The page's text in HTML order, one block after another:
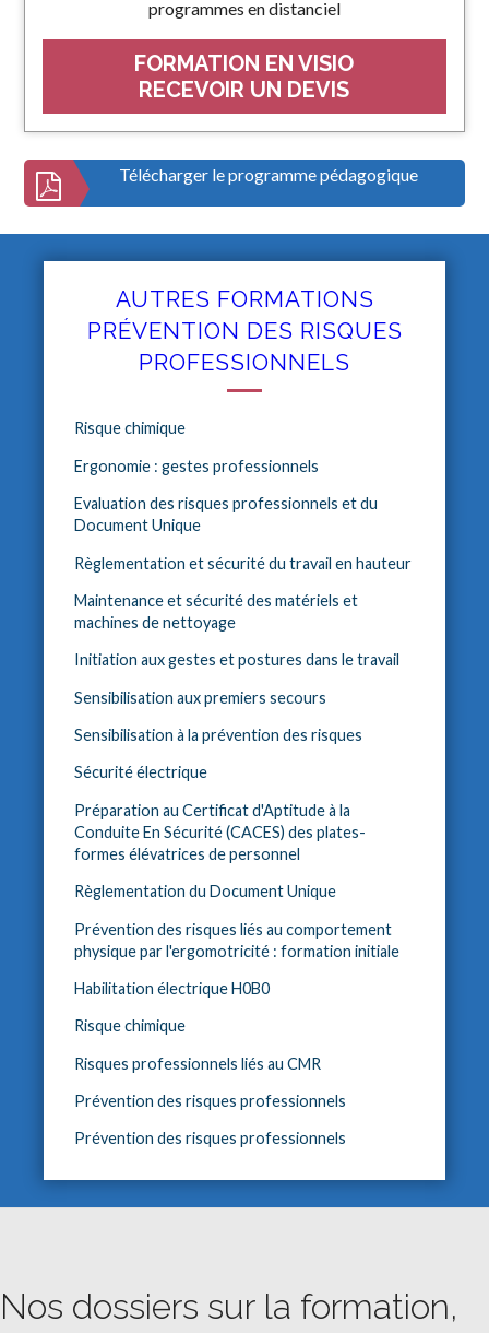
programmes en distanciel
FORMATION EN VISIO
RECEVOIR UN DEVIS
Télécharger le programme pédagogique
AUTRES FORMATIONS
PRÉVENTION DES RISQUES
PROFESSIONNELS
Risque chimique
Ergonomie : gestes professionnels
Evaluation des risques professionnels et du
Document Unique
Règlementation et sécurité du travail en hauteur
Maintenance et sécurité des matériels et
machines de nettoyage
Initiation aux gestes et postures dans le travail
Sensibilisation aux premiers secours
Sensibilisation à la prévention des risques
Sécurité électrique
Préparation au Certificat d'Aptitude à la
Conduite En Sécurité (CACES) des plates-
formes élévatrices de personnel
Règlementation du Document Unique
Prévention des risques liés au comportement
physique par l'ergomotricité : formation initiale
Habilitation électrique H0B0
Risque chimique
Risques professionnels liés au CMR
Prévention des risques professionnels
Prévention des risques professionnels
Nos dossiers sur la formation,